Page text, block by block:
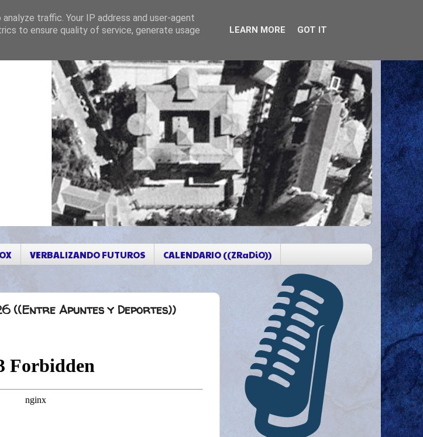
VERBALIZANDO FUTUROS CALENDARIO ((ZRaDiO))
((Entre Apuntes y Deportes))
traffic. Your IP address and user-agent
to ensure quality of service, generate usage
LEARN MORE GOT IT